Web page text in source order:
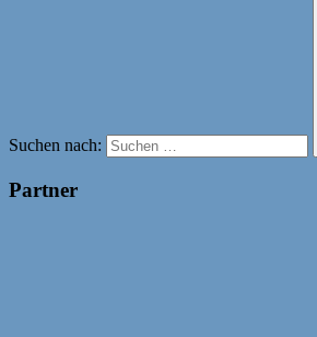
Suchen nach:
Partner